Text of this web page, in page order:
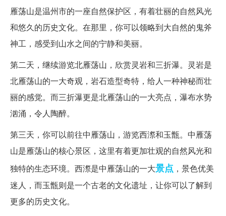
雁荡山是温州市的一座自然保护区，有着壮丽的自然风光
和悠久的历史文化。在那里，你可以领略到大自然的鬼斧
神工，感受到山水之间的宁静和美丽。
第二天，继续游览北雁荡山，欣赏灵岩和三折瀑。灵岩是
北雁荡山的一大奇观，岩石造型奇特，给人一种神秘而壮
丽的感觉。而三折瀑更是北雁荡山的一大亮点，瀑布水势
汹涌，令人陶醉。
第三天，你可以前往中雁荡山，游览西漈和玉甑。中雁荡
山是雁荡山的核心景区，这里有着更加壮观的自然风光和
独特的生态环境。西漈是中雁荡山的一大景点 ，景色优美
迷人，而玉甑则是一个古老的文化遗址，让你可以了解到
更多的历史文化。